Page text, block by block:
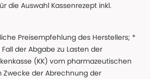
die Auswahl Kassenrezept inkl.
Preisempfehlung des Herstellers; *
der Abgabe zu Lasten der
(KK) vom pharmazeutischen
Zwecke der Abrechnung der